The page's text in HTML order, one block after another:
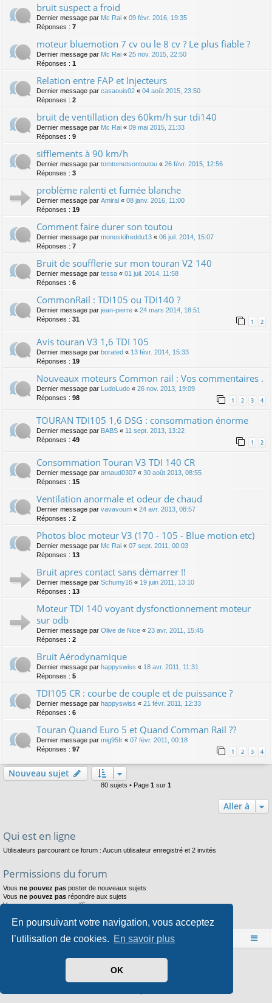
En poursuivant votre navigation, vous acceptez
l’utilisation de cookies. En savoir plus
OK
bruit suspect a froid
Dernier message par Mc Rai « 09 févr. 2016, 19:35
Réponses : 7
moteur bluemotion 7 cv ou le 8 cv ? Le plus fiable ?
Dernier message par Mc Rai « 25 nov. 2015, 22:50
Réponses : 1
Relation entre FAP et Injecteurs
Dernier message par casaouis02 « 04 août 2015, 23:50
Réponses : 2
bruit de ventillation des 60km/h sur tdi140
Dernier message par Mc Rai « 09 mai 2015, 21:33
Réponses : 9
sifflements à 90 km/h
Dernier message par tomtometsontoutou « 26 févr. 2015, 12:56
Réponses : 3
problème ralenti et fumée blanche
Dernier message par Amiral « 08 janv. 2016, 11:00
Réponses : 19
Comment faire durer son toutou
Dernier message par monoskifreddu13 « 06 juil. 2014, 15:07
Réponses : 7
Bruit de soufflerie sur mon touran V2 140
Dernier message par tessa « 01 juil. 2014, 11:58
Réponses : 6
CommonRail : TDI105 ou TDI140 ?
Dernier message par jean-pierre « 24 mars 2014, 18:51
Réponses : 31 1 2
Avis touran V3 1,6 TDI 105
Dernier message par borated « 13 févr. 2014, 15:33
Réponses : 19
Nouveaux moteurs Common rail : Vos commentaires .
Dernier message par LudoLudo « 26 nov. 2013, 19:09
Réponses : 98 1 2 3 4
TOURAN TDI105 1,6 DSG : consommation énorme
Dernier message par BABS « 11 sept. 2013, 13:22
Réponses : 49 1 2
Consommation Touran V3 TDI 140 CR
Dernier message par arnaud0307 « 30 août 2013, 08:55
Réponses : 15
Ventilation anormale et odeur de chaud
Dernier message par vavavoum « 24 avr. 2013, 08:57
Réponses : 2
Photos bloc moteur V3 (170 - 105 - Blue motion etc)
Dernier message par Mc Rai « 07 sept. 2011, 00:03
Réponses : 13
Bruit apres contact sans démarrer !!
Dernier message par Schumy16 « 19 juin 2011, 13:10
Réponses : 13
Moteur TDI 140 voyant dysfonctionnement moteur
sur odb
Dernier message par Olive de Nice « 23 avr. 2011, 15:45
Réponses : 2
Bruit Aérodynamique
Dernier message par happyswiss « 18 avr. 2011, 11:31
Réponses : 5
TDI105 CR : courbe de couple et de puissance ?
Dernier message par happyswiss « 21 févr. 2011, 12:33
Réponses : 6
Touran Quand Euro 5 et Quand Comman Rail ??
Dernier message par mig95fr « 07 févr. 2011, 00:18
Réponses : 97 1 2 3 4
Nouveau sujet
80 sujets • Page 1 sur 1
Aller à
Qui est en ligne
Utilisateurs parcourant ce forum : Aucun utilisateur enregistré et 2 invités
Permissions du forum
Vous ne pouvez pas poster de nouveaux sujets
Vous ne pouvez pas répondre aux sujets
Vousne pouvez pasmodifier vos messages
Vousne pouvez pasjoindre des fichiers
Accueil Index du forum
Développé parphpBB® Forum Software © phpBB Limited
Arty- phpBB 3.3 par MrGaby
Traduit parphpBB-fr.com